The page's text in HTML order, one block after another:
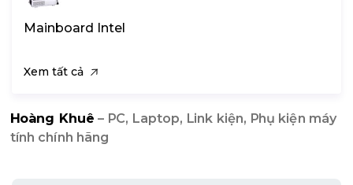
Mainboard Intel
Xem tất cả
Hoàng Khuê – PC, Laptop, Link kiện, Phụ kiện máy
tính chính hãng